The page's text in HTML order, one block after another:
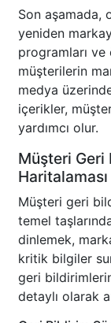
Son aşamada,
yeniden
programları
müşterilerin
medya
içerikler,
yardımcı olur.
Müşteri
Haritalaması
Müşteri geri
temel
dinlemek,
kritik bilgiler
geri
detaylı olarak